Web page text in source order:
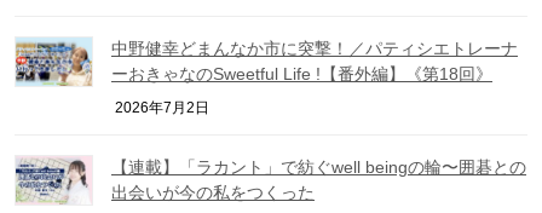
中野健幸どまんなか市に突撃！／パティシエトレーナ
ーおきゃなのSweetful Life !【番外編】《第18回》
2026年7月2日
【連載】「ラカント」で紡ぐwell beingの輪〜囲碁との
出会いが今の私をつくった